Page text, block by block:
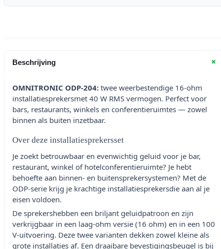
Beschrijving +
OMNITRONIC ODP-204: twee weerbestendige 16-ohm
installatiesprekersmet 40 W RMS vermogen. Perfect voor
bars, restaurants, winkels en conferentieruimtes — zowel
binnen als buiten inzetbaar.
Over deze installatiesprekersset
Je zoekt betrouwbaar en evenwichtig geluid voor je bar,
restaurant, winkel of hotelconferentieruimte? Je hebt
behoefte aan binnen- en buitensprekersystemen? Met de
ODP-serie krijg je krachtige installatiesprekersdie aan al je
eisen voldoen.
De sprekershebben een briljant geluidpatroon en zijn
verkrijgbaar in een laag-ohm versie (16 ohm) en in een 100
V-uitvoering. Deze twee varianten dekken zowel kleine als
grote installaties af. Een draaibare bevestigingsbeugel is bij